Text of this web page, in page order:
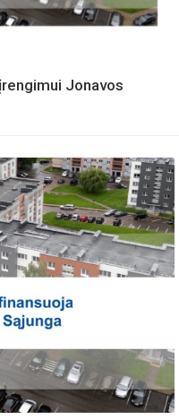
Jonavos